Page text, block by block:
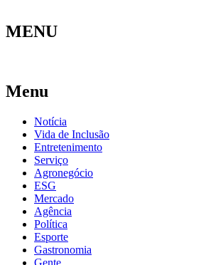
MENU
Menu
Notícia
Vida de Inclusão
Entretenimento
Serviço
Agronegócio
ESG
Mercado
Agência
Política
Esporte
Gastronomia